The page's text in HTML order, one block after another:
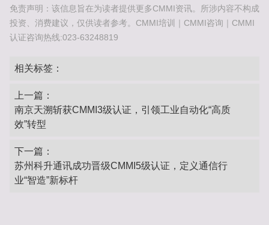
免责声明：该信息旨在为读者提供更多CMMI资讯。所涉内容不构成
投资、消费建议，仅供读者参考。CMMI培训｜CMMI咨询｜CMMI
认证咨询热线:023-63248819
相关标签：
上一篇：
南京天溯斩获CMMI3级认证，引领工业自动化“高质
效”转型‌
下一篇：
苏州科升通讯成功晋级CMMI5级认证，定义通信行
业“智造”新标杆‌